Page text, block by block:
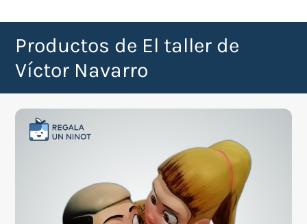
Productos de El taller de
Víctor Navarro